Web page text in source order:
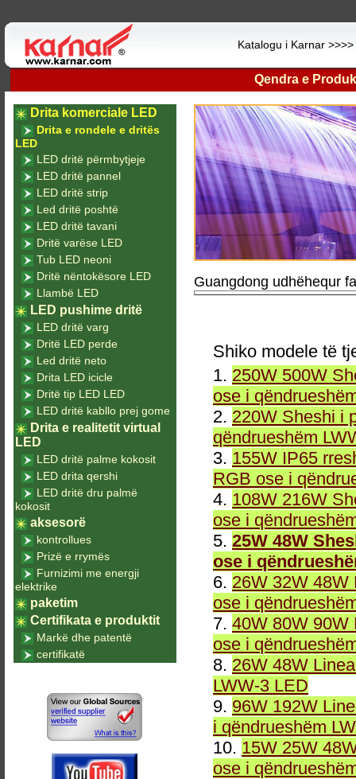
Katalogu i Karnar >>>>
Qendra e
Guangdong udhëhequr
Shiko modele të
1. 250W 500W
ose i
2. 220W Sheshi i
qëndrueshëm
3. 155W IP65
RGB ose i
4. 108W 216W
ose i
5. 25W 48W
ose i
6. 26W 32W 48W
ose i
7. 40W 80W 90W
ose i
8. 26W 48W
LWW-3 LED
9. 96W 192W
i qëndrueshëm
10. 15W 25W
ose i
Drita komerciale LED
Drita e rondele e dritës
LED
LED dritë përmbytjeje
LED dritë pannel
LED dritë strip
Led dritë poshtë
LED dritë tavani
Dritë varëse LED
Tub LED neoni
Dritë nëntokësore LED
Llambë LED
LED pushime dritë
LED dritë varg
Dritë LED perde
Led dritë neto
Drita LED icicle
Dritë tip LED LED
LED dritë kabllo prej gome
Drita e realitetit virtual
LED
LED dritë palme kokosit
LED drita qershi
LED dritë dru palmë
kokosit
aksesorë
kontrollues
Prizë e rrymës
Furnizimi me energji
elektrike
paketim
Certifikata e produktit
Markë dhe patentë
certifikatë